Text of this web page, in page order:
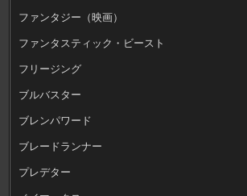
ファンタジー（映画）
ファンタスティック・ビースト
フリージング
ブルバスター
ブレンパワード
ブレードランナー
プレデター